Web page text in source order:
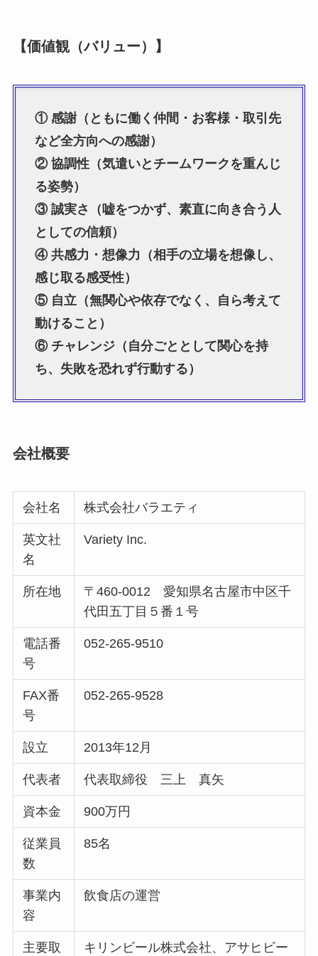
【価値観（バリュー）】
① 感謝（ともに働く仲間・お客様・取引先
など全方向への感謝）
② 協調性（気遣いとチームワークを重んじ
る姿勢）
③ 誠実さ（嘘をつかず、素直に向き合う人
としての信頼）
④ 共感力・想像力（相手の立場を想像し、
感じ取る感受性）
⑤ 自立（無関心や依存でなく、自ら考えて
動けること）
⑥ チャレンジ（自分ごととして関心を持
ち、失敗を恐れず行動する）
会社概要
会社名 株式会社バラエティ
英文社
名
Variety Inc.
所在地
〒460-0012 愛知県名古屋市中区千
代田五丁目５番１号
電話番
号
052-265-9510
FAX番
号
052-265-9528
設立 2013年12月
代表者 代表取締役 三上 真矢
資本金 900万円
従業員
数
85名
事業内
容
飲食店の運営
主要取
キリンビール株式会社、アサヒビー